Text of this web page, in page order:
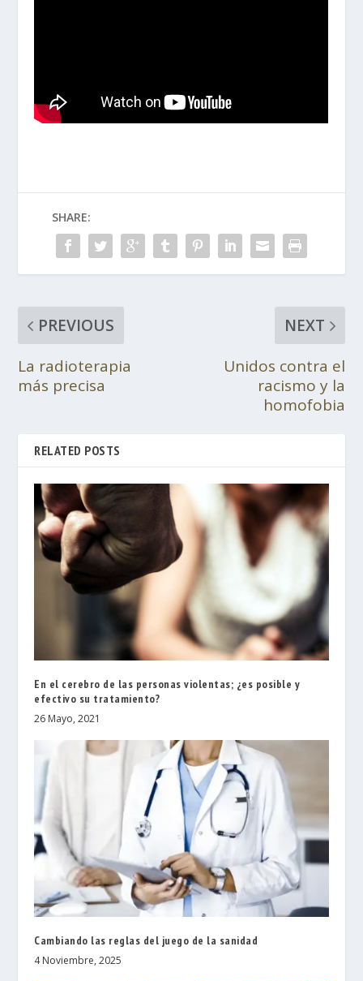
SHARE:
PREVIOUS
La radioterapia
más precisa
NEXT
Unidos contra el
racismo y la
homofobia
RELATED POSTS
En el cerebro de las personas violentas; ¿es posible y
efectivo su tratamiento?
26 Mayo, 2021
Cambiando las reglas del juego de la sanidad
4 Noviembre, 2025